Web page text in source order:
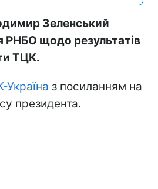
Зеленський
РНБО щодо результатів
ТЦК.
Україна з посиланням на
президента.